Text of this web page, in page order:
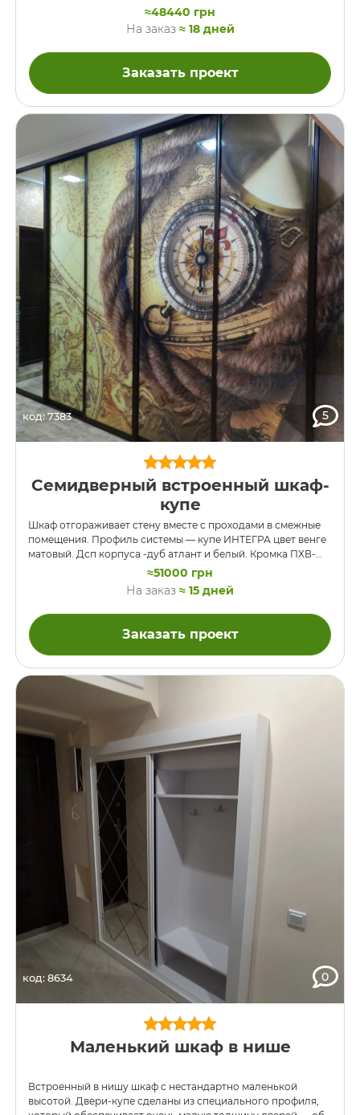
имеют направляющие Блюм.≈48440 грн
На заказ ≈ 18 дней
Заказать проект
код: 7383 5
Семидверный встроенный шкаф-
купе
Шкаф отгораживает стену вместе с проходами в смежные
помещения. Профиль системы — купе ИНТЕГРА цвет венге
матовый. Дсп корпуса -дуб атлант и белый. Кромка ПХВ-
Бук шоколад. Ящики Blum Tip-on(без ручек). Под обувь и
брюки фурнитура Staracs. Этот шкаф-купе отделяет стену, в
которой проходы в два смежных помещения. Таким
образом, две из пяти дверей этого шкафа — межкомнатные.
Шкаф установлен в холле — прихожей.
≈51000 грн
На заказ ≈ 15 дней
Заказать проект
код: 8634 0
Маленький шкаф в нише
Встроенный в нишу шкаф с нестандартно маленькой
высотой. Двери-купе сделаны из специального профиля,